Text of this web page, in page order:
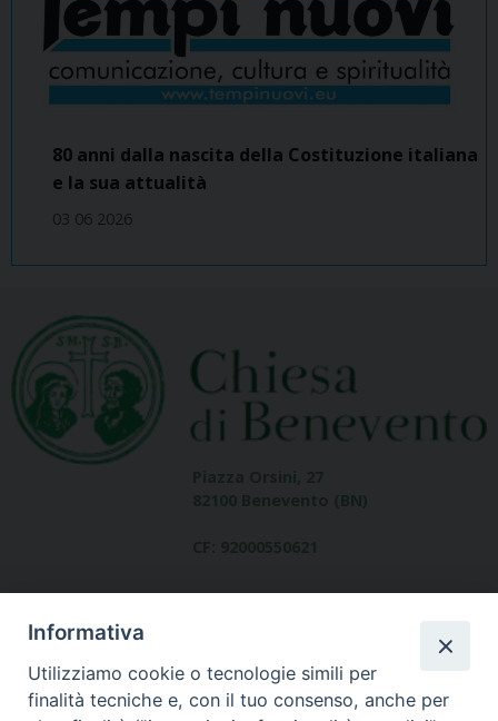
80 anni dalla nascita della Costituzione italiana
e la sua attualità
03 06 2026
Informativa
Utilizziamo cookie o tecnologie simili per
finalità tecniche e, con il tuo consenso, anche per